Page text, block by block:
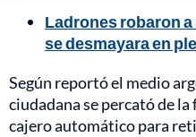
Ladrones robaron
se desmayara en
Según reportó el medio
ciudadana se percató de
cajero automático para